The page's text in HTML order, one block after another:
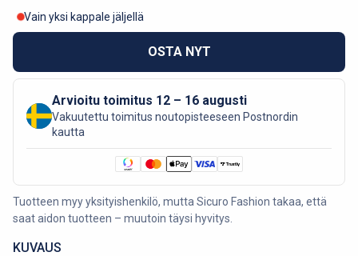
Vain yksi kappale jäljellä
OSTA NYT
Arvioitu toimitus 12 – 16 augusti
Vakuutettu toimitus noutopisteeseen Postnordin
kautta
Tuotteen myy yksityishenkilö, mutta Sicuro Fashion takaa, että
saat aidon tuotteen – muutoin täysi hyvitys.
KUVAUS